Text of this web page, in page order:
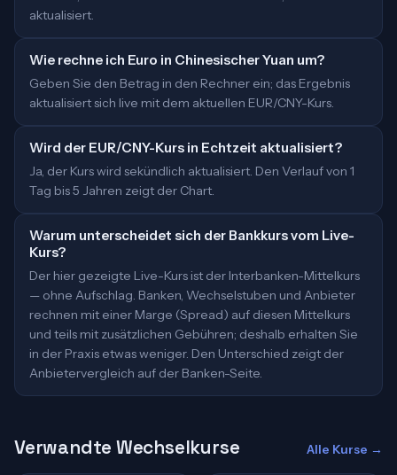
aktualisiert.
Wie rechne ich Euro in Chinesischer Yuan um?
Geben Sie den Betrag in den Rechner ein; das Ergebnis
aktualisiert sich live mit dem aktuellen EUR/CNY-Kurs.
Wird der EUR/CNY-Kurs in Echtzeit aktualisiert?
Ja, der Kurs wird sekündlich aktualisiert. Den Verlauf von 1
Tag bis 5 Jahren zeigt der Chart.
Warum unterscheidet sich der Bankkurs vom Live-
Kurs?
Der hier gezeigte Live-Kurs ist der Interbanken-Mittelkurs
— ohne Aufschlag. Banken, Wechselstuben und Anbieter
rechnen mit einer Marge (Spread) auf diesen Mittelkurs
und teils mit zusätzlichen Gebühren; deshalb erhalten Sie
in der Praxis etwas weniger. Den Unterschied zeigt der
Anbietervergleich auf der Banken-Seite.
Verwandte Wechselkurse Alle Kurse →